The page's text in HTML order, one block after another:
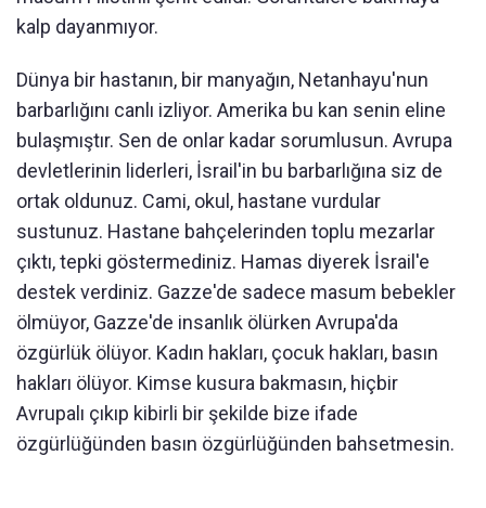
kalp dayanmıyor.
Dünya bir hastanın, bir manyağın, Netanhayu'nun
barbarlığını canlı izliyor. Amerika bu kan senin eline
bulaşmıştır. Sen de onlar kadar sorumlusun. Avrupa
devletlerinin liderleri, İsrail'in bu barbarlığına siz de
ortak oldunuz. Cami, okul, hastane vurdular
sustunuz. Hastane bahçelerinden toplu mezarlar
çıktı, tepki göstermediniz. Hamas diyerek İsrail'e
destek verdiniz. Gazze'de sadece masum bebekler
ölmüyor, Gazze'de insanlık ölürken Avrupa'da
özgürlük ölüyor. Kadın hakları, çocuk hakları, basın
hakları ölüyor. Kimse kusura bakmasın, hiçbir
Avrupalı çıkıp kibirli bir şekilde bize ifade
özgürlüğünden basın özgürlüğünden bahsetmesin.